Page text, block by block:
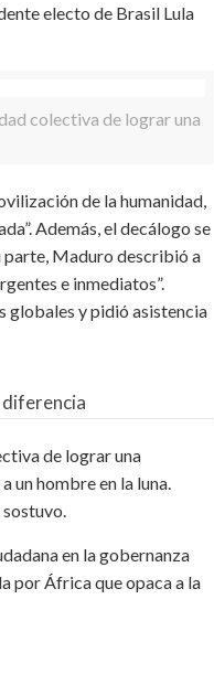
electo de Brasil Lula
colectiva de lograr una
de la humanidad,
Además, el decálogo se
Maduro describió a
e inmediatos”.
globales y pidió asistencia
diferencia
de lograr una
un hombre en la luna.
en la gobernanza
por África que opaca a la